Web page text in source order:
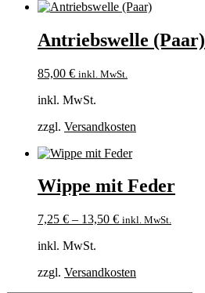
Antriebswelle (Paar)
85,00 € inkl. MwSt.
inkl. MwSt.
zzgl. Versandkosten
Wippe mit Feder
7,25 € – 13,50 € inkl. MwSt.
inkl. MwSt.
zzgl. Versandkosten